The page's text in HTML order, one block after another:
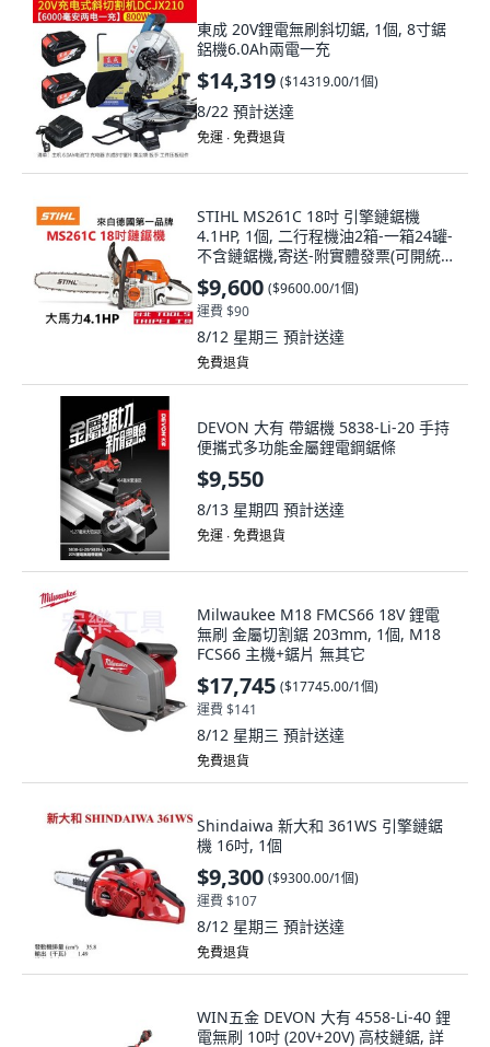
東成 20V鋰電無刷斜切鋸, 1個, 8寸鋸
鋁機6.0Ah兩電一充
$14,319 ($14319.00/1個)
8/22 預計送達
免運 ∙ 免費退貨
STIHL MS261C 18吋 引擎鏈鋸機
4.1HP, 1個, 二行程機油2箱-一箱24罐-
不含鏈鋸機,寄送-附實體發票(可開統
編)
$9,600 ($9600.00/1個)
運費 $90
8/12 星期三 預計送達
免費退貨
DEVON 大有 帶鋸機 5838-Li-20 手持
便攜式多功能金屬鋰電鋼鋸條
$9,550
8/13 星期四 預計送達
免運 ∙ 免費退貨
Milwaukee M18 FMCS66 18V 鋰電
無刷 金屬切割鋸 203mm, 1個, M18
FCS66 主機+鋸片 無其它
$17,745 ($17745.00/1個)
運費 $141
8/12 星期三 預計送達
免費退貨
Shindaiwa 新大和 361WS 引擎鏈鋸
機 16吋, 1個
$9,300 ($9300.00/1個)
運費 $107
8/12 星期三 預計送達
免費退貨
WIN五金 DEVON 大有 4558-Li-40 鋰
電無刷 10吋 (20V+20V) 高枝鏈鋸, 詳